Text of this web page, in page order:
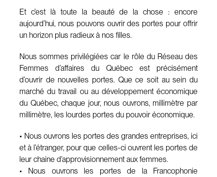
Et c’est là toute la beauté de la chose : encore
aujourd’hui, nous pouvons ouvrir des portes pour offrir
un horizon plus radieux à nos filles.
Nous sommes privilégiées car le rôle du Réseau des
Femmes d’affaires du Québec est précisément
d’ouvrir de nouvelles portes. Que ce soit au sein du
marché du travail ou au développement économique
du Québec, chaque jour, nous ouvrons, millimètre par
millimètre, les lourdes portes du pouvoir économique.
• Nous ouvrons les portes des grandes entreprises, ici
et à l’étranger, pour que celles-ci ouvrent les portes de
leur chaine d’approvisionnement aux femmes.
• Nous ouvrons les portes de la Francophonie